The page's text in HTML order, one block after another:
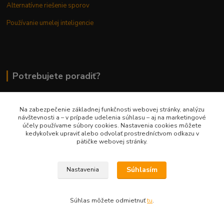
Alternatívne riešenie sporov
Používanie umelej inteligencie
Potrebujete poradiť?
0948 236 042
info@margaretkashop.sk
Na zabezpečenie základnej funkčnosti webovej stránky, analýzu
návštevnosti a – v prípade udelenia súhlasu – aj na marketingové
účely používame súbory cookies. Nastavenia cookies môžete
kedykoľvek upraviť alebo odvolať prostredníctvom odkazu v
pätičke webovej stránky.
Nastavenia Súhlasím
Súhlas môžete odmietnuťtu.